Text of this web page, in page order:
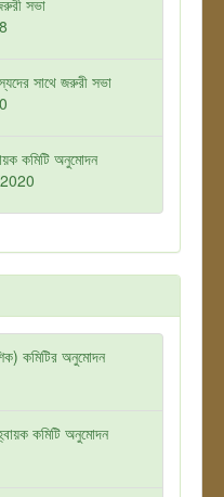
সাথে জরুরী সভা
কমিটি অনুমোদন
কমিটির অনুমোদন
কমিটি অনুমোদন